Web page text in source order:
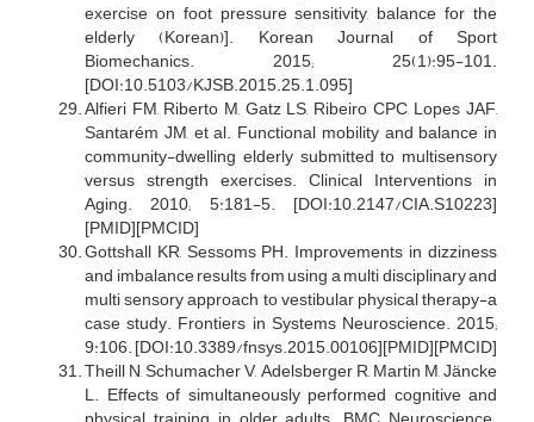
exercise on foot pressure sensitivity, balance for the
elderly (Korean)]. Korean Journal of Sport
Biomechanics. 2015; 25(1):95-101.
[DOI:10.5103/KJSB.2015.25.1.095]
Alfieri FM, Riberto M, Gatz LS, Ribeiro CPC, Lopes JAF,
Santarém JM, et al. Functional mobility and balance in
community-dwelling elderly submitted to multisensory
versus strength exercises. Clinical Interventions in
Aging. 2010; 5:181-5. [DOI:10.2147/CIA.S10223]
[PMID][PMCID]
Gottshall KR, Sessoms PH. Improvements in dizziness
and imbalance results from using a multi disciplinary and
multi sensory approach to vestibular physical therapy-a
case study. Frontiers in Systems Neuroscience. 2015;
9:106. [DOI:10.3389/fnsys.2015.00106][PMID][PMCID]
Theill N, Schumacher V, Adelsberger R, Martin M, Jäncke
L. Effects of simultaneously performed cognitive and